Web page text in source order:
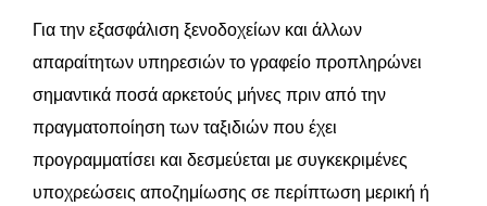
Για την εξασφάλιση ξενοδοχείων και άλλων
απαραίτητων υπηρεσιών τo γραφείο προπληρώνει
σημαντικά ποσά αρκετούς μήνες πριν από την
πραγματοποίηση των ταξιδιών που έχει
προγραμματίσει και δεσμεύεται με συγκεκριμένες
υποχρεώσεις αποζημίωσης σε περίπτωση μερική ή